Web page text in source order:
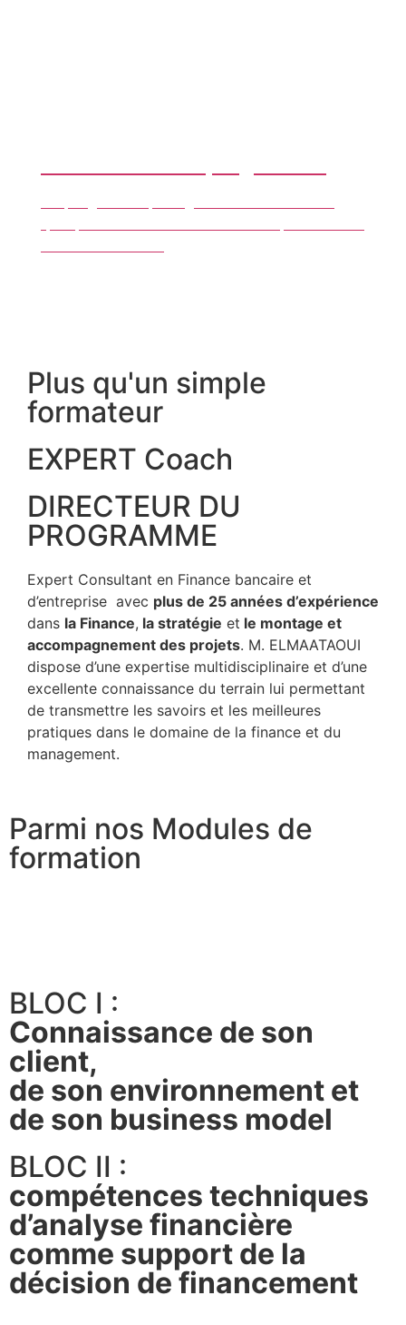
Plus qu'un simple
formateur
EXPERT Coach
DIRECTEUR DU
PROGRAMME
Expert Consultant en Finance bancaire et
d’entreprise avec plus de 25 années d’expérience
dans la Finance, la stratégie et le montage et
accompagnement des projets. M. ELMAATAOUI
dispose d’une expertise multidisciplinaire et d’une
excellente connaissance du terrain lui permettant
de transmettre les savoirs et les meilleures
pratiques dans le domaine de la finance et du
management.
Parmi nos Modules de
formation
BLOC I :
Connaissance de son
client,
de son environnement et
de son business model
BLOC II :
compétences techniques
d’analyse financière
comme support de la
décision de financement